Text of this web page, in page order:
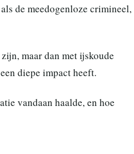
als de meedogenloze
maar dan met ijskoude
diepe impact heeft.
vandaan haalde, en hoe